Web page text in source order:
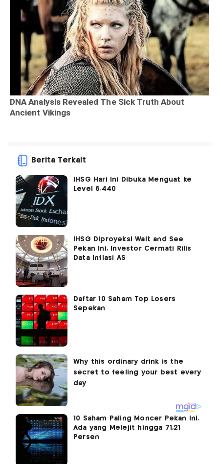
Berita Terkait
IHSG Hari Ini Dibuka Menguat ke
Level 6.440
IHSG Diproyeksi Wait and See
Pekan Ini, Investor Cermati Rilis
Data Inflasi AS
Daftar 10 Saham Top Losers
Sepekan
10 Saham Paling Moncer Pekan Ini,
Ada yang Melejit hingga 71,21
Persen